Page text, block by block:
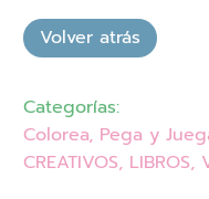
Categorías:
Colorea, Pega y
CREATIVOS, LIBROS,